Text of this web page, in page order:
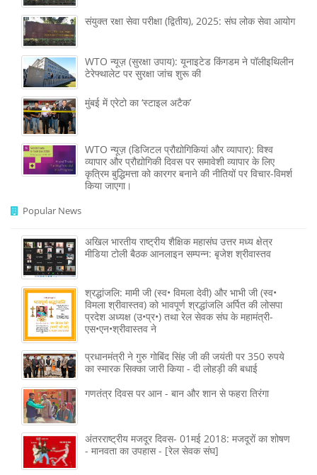
संयुक्त रक्षा सेवा परीक्षा (द्वितीय), 2025: संघ लोक सेवा आयोग
WTO न्यूज़ (सुरक्षा उपाय): यूनाइटेड किंगडम ने पॉलीइथिलीन
टेरेफ्थालेट पर सुरक्षा जांच शुरू की
मुंबई में एरेटो का ‘स्टाइल अटैक’
WTO न्यूज़ (डिजिटल प्रौद्योगिकियां और व्यापार): विश्व
व्यापार और प्रौद्योगिकी दिवस पर समावेशी व्यापार के लिए
कृत्रिम बुद्धिमत्ता को कारगर बनाने की नीतियों पर विचार-विमर्श
किया जाएगा।
Popular News
अखिल भारतीय राष्ट्रीय शैक्षिक महासंघ उत्तर मध्य क्षेत्र
मीडिया टोली बैठक आनलाइन सम्पन्न: बृजेश श्रीवास्तव
श्रद्धांजलि: मामी जी (स्व• विमला देवी) और भाभी जी (स्व•
विमला श्रीवास्तव) को भावपूर्ण श्रद्धांजलि अर्पित की लोसपा
प्रदेश अध्यक्ष (उ•प्र•) तथा रेल सेवक संघ के महामंत्री-
एस•एन•श्रीवास्तव ने
प्रधानमंत्री ने गुरु गोबिंद सिंह जी की जयंती पर 350 रुपये
का स्मारक सिक्का जारी किया - दी लोहड़ी की बधाई
गणतंत्र दिवस पर आन - बान और शान से फहरा तिरंगा
अंतरराष्ट्रीय मजदूर दिवस- 01मई 2018: मजदूरों का शोषण
- मानवता का उपहास - [रेल सेवक संघ]